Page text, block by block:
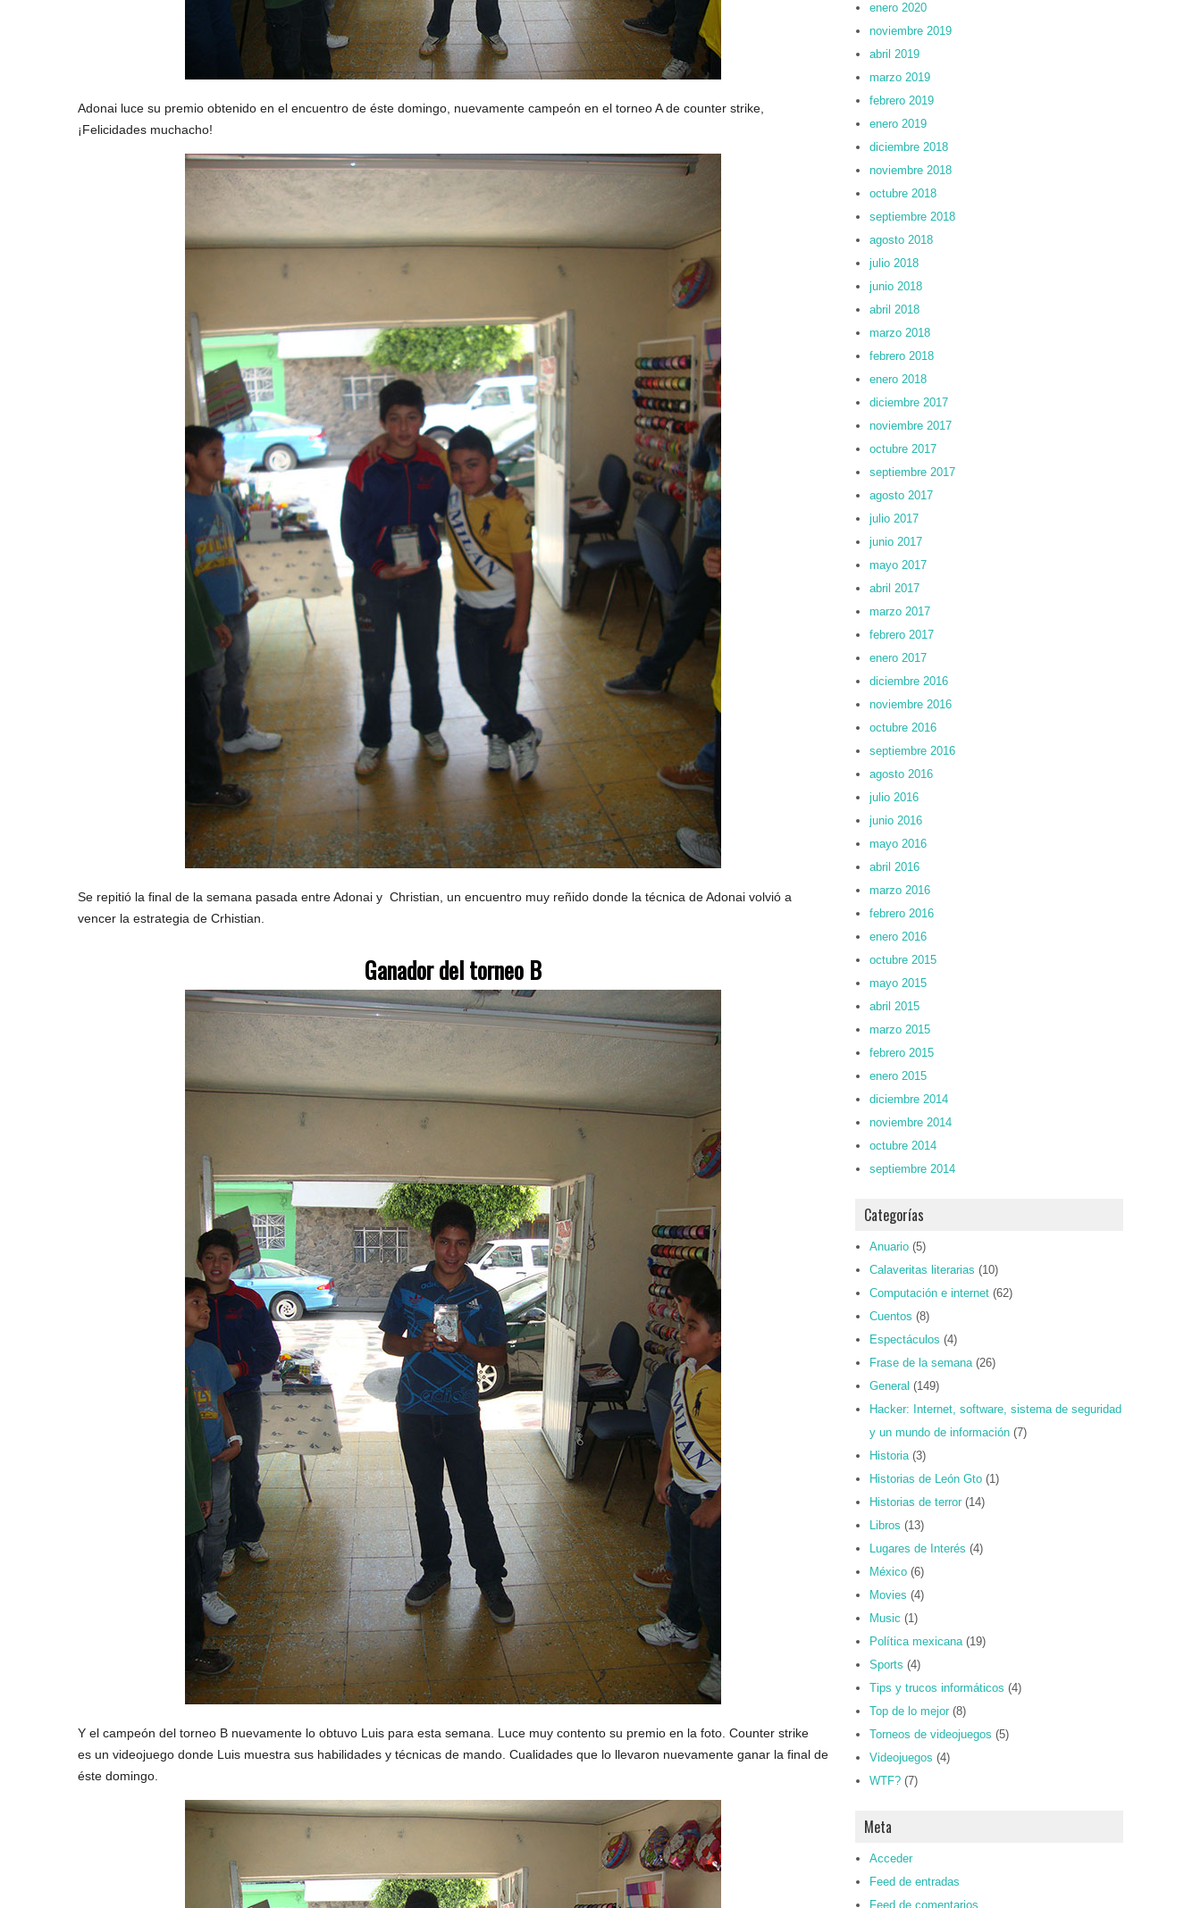
Adonai luce su premio obtenido en el encuentro de éste domingo, nuevamente campeón en el torneo A de counter strike,
¡Felicidades muchacho!
Se repitió la final de la semana pasada entre Adonai y Christian, un encuentro muy reñido donde la técnica de Adonai volvió a
vencer la estrategia de Crhistian.
Ganador del torneo B
Y el campeón del torneo B nuevamente lo obtuvo Luis para esta semana. Luce muy contento su premio en la foto. Counter strike
es un videojuego donde Luis muestra sus habilidades y técnicas de mando. Cualidades que lo llevaron nuevamente ganar la final de
éste domingo.
enero 2020
noviembre 2019
abril 2019
marzo 2019
febrero 2019
enero 2019
diciembre 2018
noviembre 2018
octubre 2018
septiembre 2018
agosto 2018
julio 2018
junio 2018
abril 2018
marzo 2018
febrero 2018
enero 2018
diciembre 2017
noviembre 2017
octubre 2017
septiembre 2017
agosto 2017
julio 2017
junio 2017
mayo 2017
abril 2017
marzo 2017
febrero 2017
enero 2017
diciembre 2016
noviembre 2016
octubre 2016
septiembre 2016
agosto 2016
julio 2016
junio 2016
mayo 2016
abril 2016
marzo 2016
febrero 2016
enero 2016
octubre 2015
mayo 2015
abril 2015
marzo 2015
febrero 2015
enero 2015
diciembre 2014
noviembre 2014
octubre 2014
septiembre 2014
Categorías
Anuario (5)
Calaveritas literarias (10)
Computación e internet (62)
Cuentos (8)
Espectáculos (4)
Frase de la semana(26)
General (149)
Hacker: Internet, software, sistema de seguridad
y un mundo de información (7)
Historia(3)
Historias de León Gto (1)
Historias de terror (14)
Libros (13)
Lugares de Interés (4)
México (6)
Movies (4)
Music (1)
Política mexicana(19)
Sports (4)
Tips y trucos informáticos (4)
Top de lo mejor (8)
Torneos de videojuegos (5)
Videojuegos (4)
WTF? (7)
Meta
Acceder
Feed de entradas
Feed de comentarios